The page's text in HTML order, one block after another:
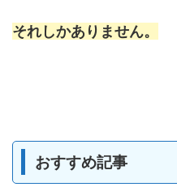
それしかありません。
おすすめ記事